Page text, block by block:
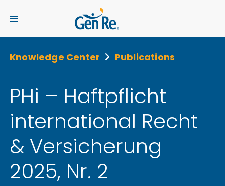
Knowledge Center Publications
PHi – Haftpflicht
international Recht
& Versicherung
2025, Nr. 2